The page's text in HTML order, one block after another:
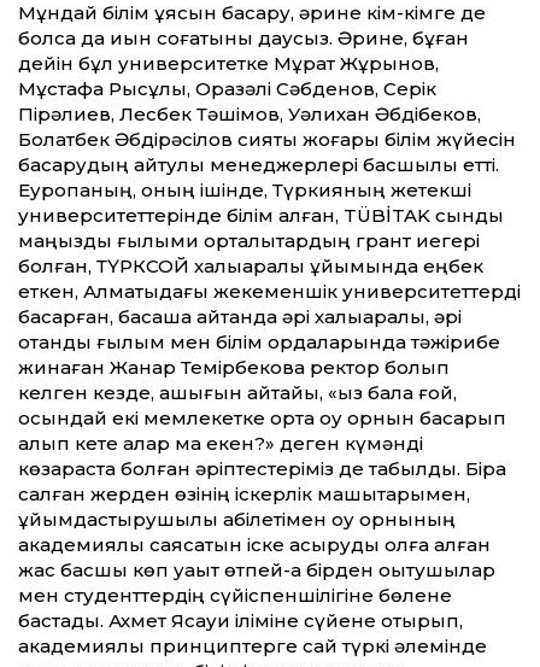
Мұндай білім ұясын басқару, әрине кім-кімге де
болса да қиын соғатыны дау­сыз. Әрине, бұған
дейін бұл университетке Мұрат Жұрынов,
Мұстафа Рысұлы, Оразәлі Сәбденов, Серік
Пірәлиев, Лесбек Тәшімов, Уәлихан Әбдібеков,
Болатбек Әбдірәсілов сияқты жоғары білім жүйесін
басқарудың айтулы менеджерлері басшылық ет­ті.
Еуропаның, оның ішінде, Түркияның жетекші
университет­терінде білім алған, TÜBİTAK сынды
маңызды ғылыми орталықтардың грант иегері
болған, ТҮРКСОЙ халық­аралық ұйымында еңбек
еткен, Алматыдағы жекеменшік университет­терді
басқарған, басқаша айтқанда әрі халықаралық, әрі
отандық ғылым мен білім ордаларында тәжірибе
жинаған Жанар Темірбекова ректор болып
келген кезде, ашығын айтайық, «қыз бала ғой,
осындай екі мемлекетке ортақ оқу орнын басқарып
алып кете алар ма екен?» деген күмәнді
көзқараста болған әріптестеріміз де табылды. Бірақ
салған жерден өзінің іскерлік машықтарымен,
ұйымдастырушылық қабілетімен оқу орнының
академиялық саясатын іске асыруды қолға алған
жас басшы көп уақыт өтпей-ақ бірден оқытушылар
мен студент­тердің сүйіспеншілігіне бөлене
бастады. Ахмет Ясауи іліміне сүйене отырып,
академиялық принциптерге сай түркі әлемінде